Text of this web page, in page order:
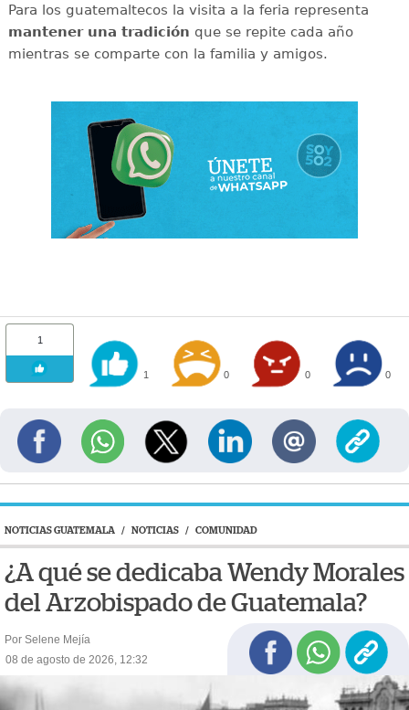
Para los guatemaltecos la visita a la feria representa
mantener una tradición que se repite cada año
mientras se comparte con la familia y amigos.
1
1 0 0 0
NOTICIAS GUATEMALA / NOTICIAS / COMUNIDAD
¿A qué se dedicaba Wendy Morales
del Arzobispado de Guatemala?
Por Selene Mejía
08 de agosto de 2026, 12:32